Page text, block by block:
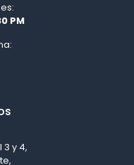
PM
3 y 4,